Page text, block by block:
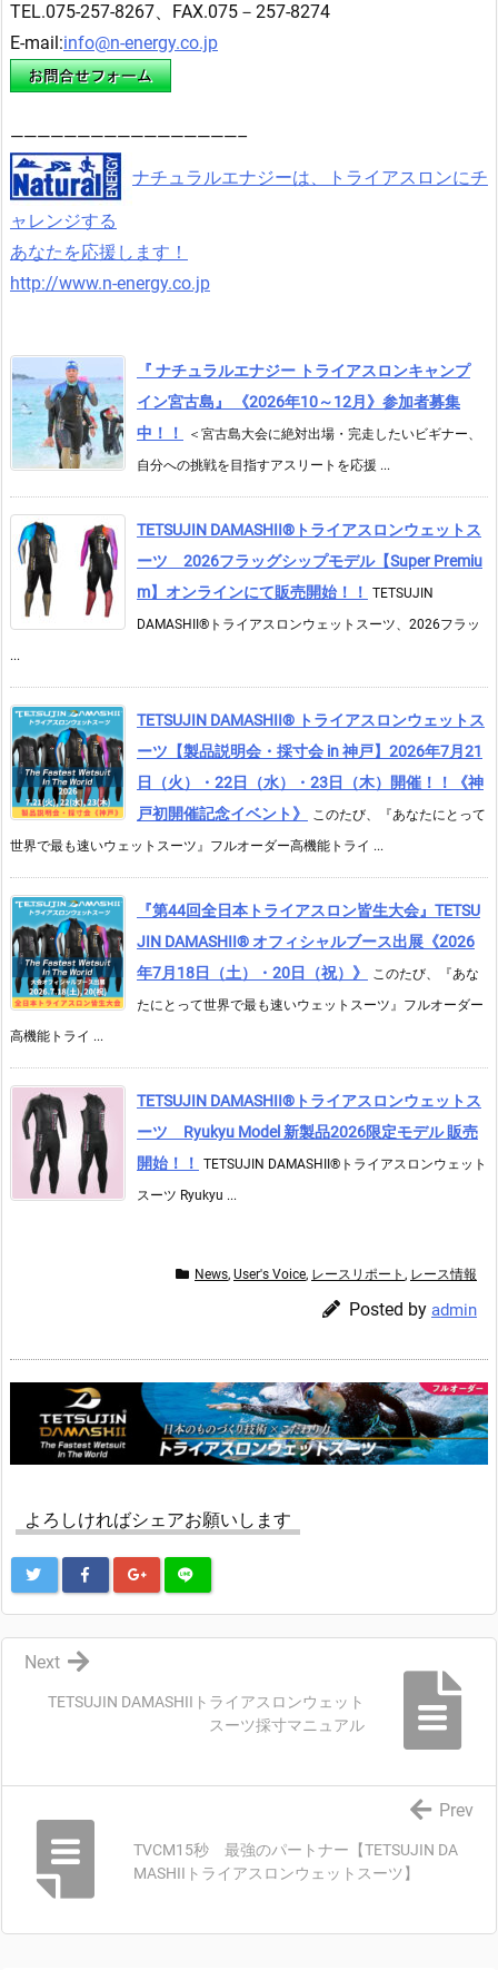
TEL.075-257-8267、FAX.075－257-8274
E-mail:info@n-energy.co.jp
—————————————————–
ナチュラルエナジーは、トライアスロンにチ
ャレンジする
あなたを応援します！
http://www.n-energy.co.jp
『 ナチュラルエナジー トライアスロンキャンプ
イン宮古島』 《2026年10～12月》参加者募集
中！！
＜宮古島大会に絶対出場・完走したいビギナー、
自分への挑戦を目指すアスリートを応援 ...
TETSUJIN DAMASHII®︎トライアスロンウェットス
ーツ 2026フラッグシップモデル【Super Premiu
m】オンラインにて販売開始！！
TETSUJIN
DAMASHII®トライアスロンウェットスーツ、2026フラッ
...
TETSUJIN DAMASHII® トライアスロンウェットス
ーツ【製品説明会・採寸会 in 神戸】2026年7月21
日（火）・22日（水）・23日（木）開催！！《神
戸初開催記念イベント》
このたび、『あなたにとって
世界で最も速いウェットスーツ』フルオーダー高機能トライ ...
『第44回全日本トライアスロン皆生大会』TETSU
JIN DAMASHII® オフィシャルブース出展《2026
年7月18日（土）・20日（祝）》
このたび、『あな
たにとって世界で最も速いウェットスーツ』フルオーダー
高機能トライ ...
TETSUJIN DAMASHII®︎トライアスロンウェットス
ーツ Ryukyu Model 新製品2026限定モデル 販売
開始！！
TETSUJIN DAMASHII®︎トライアスロンウェット
スーツ Ryukyu ...
News, User's Voice, レースリポート , レース情報
Posted by admin
よろしければシェアお願いします
TETSUJIN DAMASHIIトライアスロンウェット
スーツ採寸マニュアル
Next
TVCM15秒 最強のパートナー【TETSUJIN DA
MASHIIトライアスロンウェットスーツ】
Prev